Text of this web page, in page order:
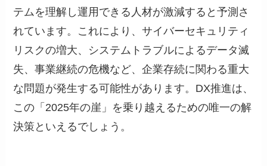
テムを理解し運用できる人材が激減すると予測さ
れています。これにより、サイバーセキュリティ
リスクの増大、システムトラブルによるデータ滅
失、事業継続の危機など、企業存続に関わる重大
な問題が発生する可能性があります。DX推進は、
この「2025年の崖」を乗り越えるための唯一の解
決策といえるでしょう。